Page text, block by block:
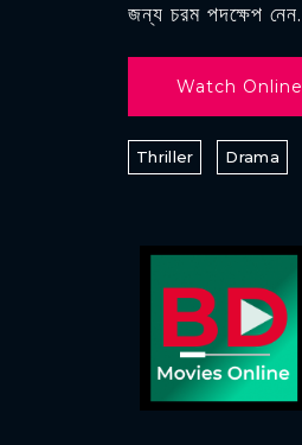
জন্য চরম পদক্ষেপ নেন.
Watch Online
Thriller Drama